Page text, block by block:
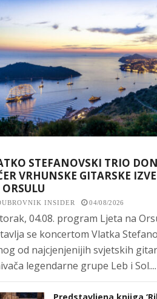
STEFANOVSKI TRIO
VRHUNSKE GITARSKE
INSIDER 04/08/2026
04.08. program Ljeta na
se koncertom Vlatka
od najcjenjenijih svjetskih
legendarne grupe Leb i Sol....
Predstavljena knjiga